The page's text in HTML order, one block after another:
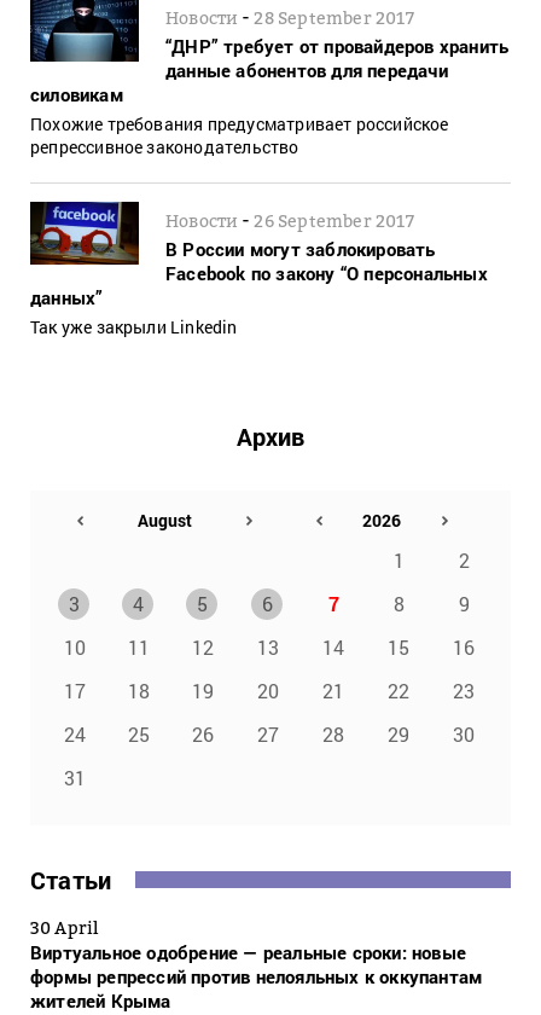
Новости -28 September 2017
“ДНР” требует от провайдеров хранить
данные абонентов для передачи
силовикам
Похожие требования предусматривает российское
репрессивное законодательство
Новости -26 September 2017
В России могут заблокировать
Facebook по закону “О персональных
данных”
Так уже закрыли Linkedin
Архив
1
2
3
4 5 6 7 8
9
10
11 12 13 14 15
16
17
18 19 20 21 22
23
24
25 26 27 28 29
30
31
Статьи
30 April
Виртуальное одобрение — реальные сроки: новые
формы репрессий против нелояльных к оккупантам
жителей Крыма